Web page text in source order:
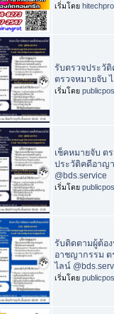
เริ่มโดย
รับตรวจประวั
ตรวจหมายจับ
เริ่มโดย
เช็คหมายจับ ต
ประวัติคดีอาญ
@bds.service
เริ่มโดย
รับติดตามผู้ต้อ
อาชญากรรม ต
ไลน์
เริ่มโดย